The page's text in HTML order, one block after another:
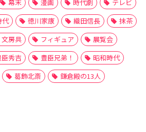
幕末 漫画 時代劇
テレビ
代 徳川家康 織田信長
抹茶
文房具 フィギュア
展覧会
臣秀吉 豊臣兄弟！
昭和時代
葛飾北斎 鎌倉殿の13人